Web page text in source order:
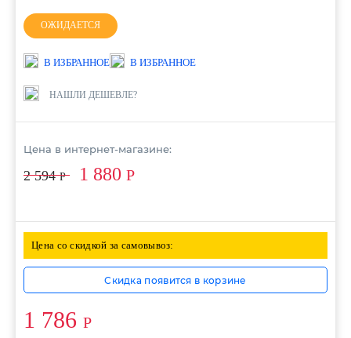
ОЖИДАЕТСЯ
В ИЗБРАННОЕ В ИЗБРАННОЕ
НАШЛИ ДЕШЕВЛЕ?
Цена в интернет-магазине:
2 594Р 1 880 Р
Цена со скидкой за самовывоз:
Скидка появится в корзине
1 786 Р